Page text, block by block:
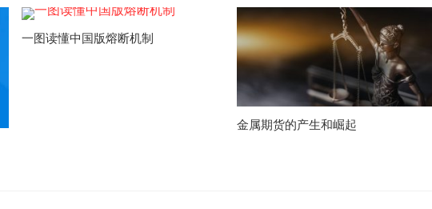
一图读懂中国版熔断机制
金属期货的产生和崛起